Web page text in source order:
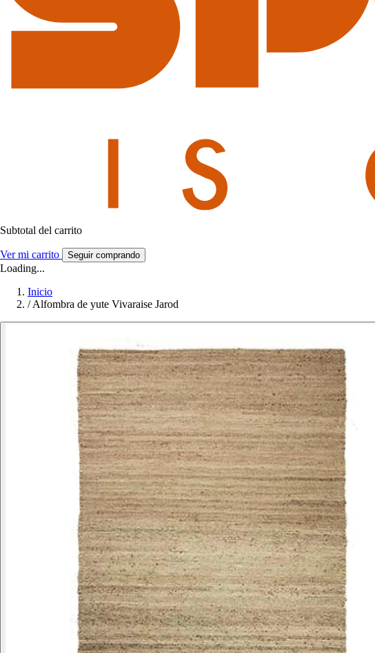
Subtotal del carrito
Ver mi carrito Seguir comprando
Loading...
Inicio
/ Alfombra de yute Vivaraise Jarod